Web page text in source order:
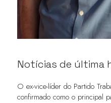
Notícias de última
O ex-vice-líder do Partido
confirmado como o principal